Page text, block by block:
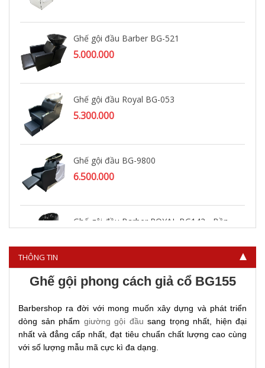
Ghế gội đầu Barber BG-521
5.000.000
Ghế gội đầu Royal BG-053
5.300.000
Ghế gội đầu BG-9800
6.500.000
Ghế gội đầu Barber ROYAL BG142 - Bồn
6.000.000
THÔNG TIN
Ghế gội phong cách giả cổ BG155
Barbershop ra đời với mong muốn xây dựng và phát triển
dòng sản phẩm giường gội đầu sang trọng nhất, hiện đại
nhất và đẳng cấp nhất, đạt tiêu chuẩn chất lượng cao cùng
với số lượng mẫu mã cực kì đa dạng.